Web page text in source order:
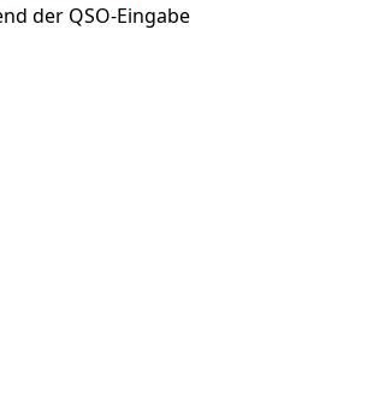
der QSO-Eingabe